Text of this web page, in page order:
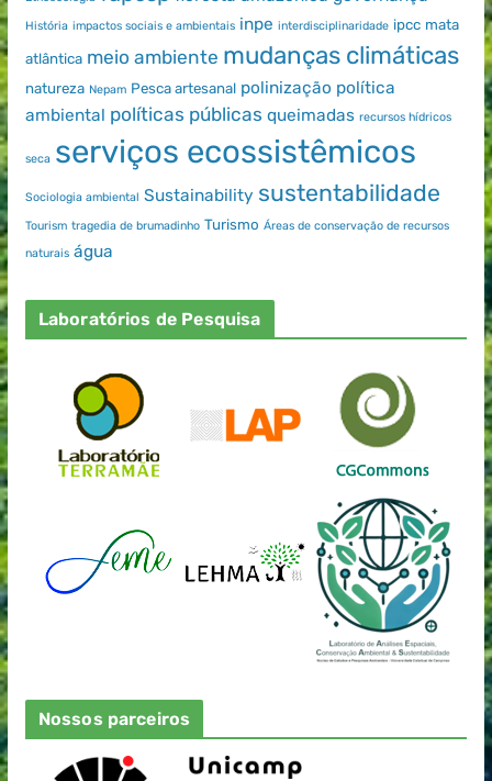
História impactos sociais e ambientais inpe interdisciplinaridade ipcc mata
atlântica meio ambiente mudanças climáticas
natureza Nepam Pesca artesanal polinização política
ambiental políticas públicas queimadas recursos hídricos
seca serviços ecossistêmicos
Sociologia ambiental Sustainability sustentabilidade
Tourism tragedia de brumadinho Turismo Áreas de conservação de recursos
naturais água
Laboratórios de Pesquisa
Nossos parceiros